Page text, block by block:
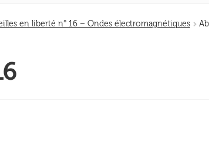
en liberté n° 16 – Ondes électromagnétiques